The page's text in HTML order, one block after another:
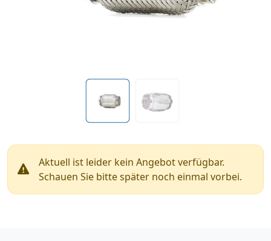
Aktuell ist leider kein Angebot verfügbar.
Schauen Sie bitte später noch einmal vorbei.